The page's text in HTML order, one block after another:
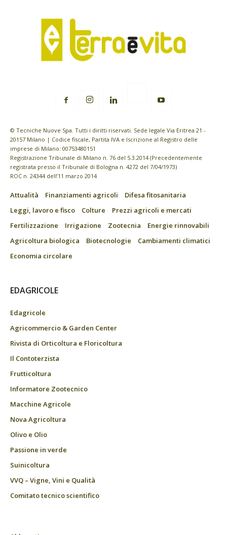
© Tecniche Nuove Spa. Tutti i diritti riservati. Sede legale Via Eritrea 21 -
20157 Milano | Codice fiscale, Partita IVA e Iscrizione al Registro delle
imprese di Milano: 00753480151
Registrazione Tribunale di Milano n. 76 del 5.3.2014 (Precedentemente
registrata presso il Tribunale di Bologna n. 4272 del 7/04/1973)
ROC n. 24344 dell’11 marzo 2014
Attualità Finanziamenti agricoli
Difesa fitosanitaria
Leggi, lavoro e fisco
Colture
Prezzi agricoli e mercati
Fertilizzazione
Irrigazione Zootecnia
Energie rinnovabili
Agricoltura biologica
Biotecnologie
Cambiamenti climatici
Economia circolare
EDAGRICOLE
Edagricole
Agricommercio & Garden Center
Rivista di Orticoltura e Floricoltura
Il Contoterzista
Frutticoltura
Informatore Zootecnico
Macchine Agricole
Nova Agricoltura
Olivo e Olio
Passione in verde
Suinicoltura
VVQ – Vigne, Vini e Qualità
Comitato tecnico scientifico